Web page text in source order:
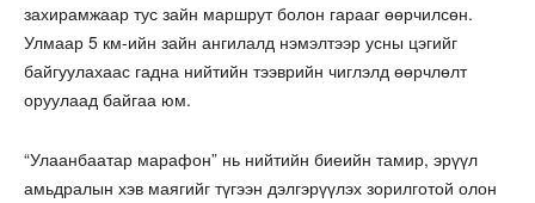
захирамжаар тус зайн маршрут болон гарааг өөрчилсөн.
Улмаар 5 км-ийн зайн ангилалд нэмэлтээр усны цэгийг
байгуулахаас гадна нийтийн тээврийн чиглэлд өөрчлөлт
оруулаад байгаа юм.
“Улаанбаатар марафон” нь нийтийн биеийн тамир, эрүүл
амьдралын хэв маягийг түгээн дэлгэрүүлэх зорилготой олон